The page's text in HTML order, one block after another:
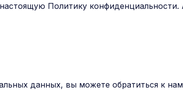
Политику конфиденциальности.
данных, вы можете обратиться к